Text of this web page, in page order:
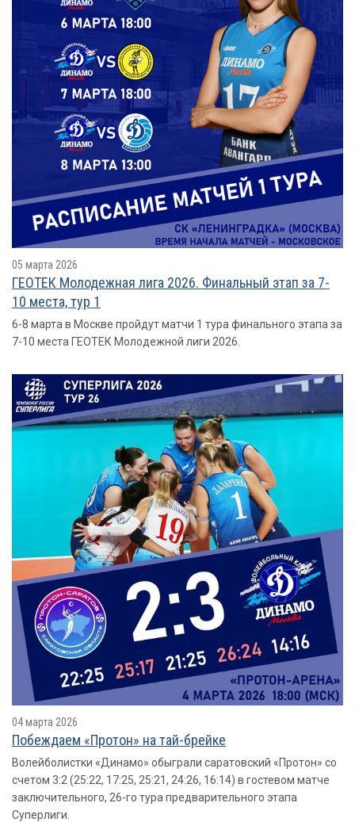
05 марта 2026
ГЕОТЕК Молодежная лига 2026. Финальный этап за 7-
10 места, тур 1
6-8 марта в Москве пройдут матчи 1 тура финального этапа за
7-10 места ГЕОТЕК Молодежной лиги 2026.
04 марта 2026
Побеждаем «Протон» на тай-брейке
Волейболистки «Динамо» обыграли саратовский «Протон» со
счетом 3:2 (25:22, 17:25, 25:21, 24:26, 16:14) в гостевом матче
заключительного, 26-го тура предварительного этапа
Суперлиги.